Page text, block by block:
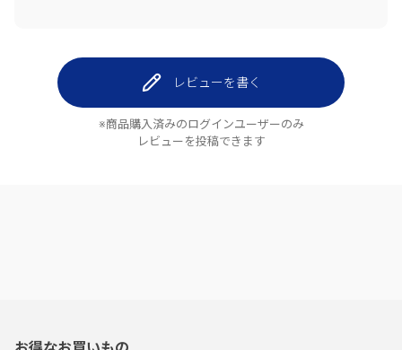
レビューを書く
※商品購入済みのログインユーザーのみ
レビューを投稿できます